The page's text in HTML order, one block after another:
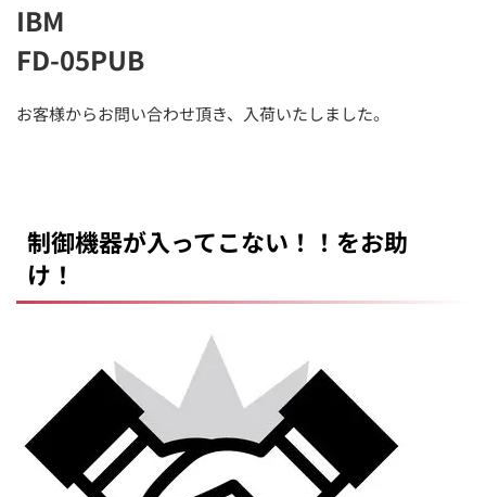
IBM
FD-05PUB
お客様からお問い合わせ頂き、入荷いたしました。
制御機器が入ってこない！！をお助
け！